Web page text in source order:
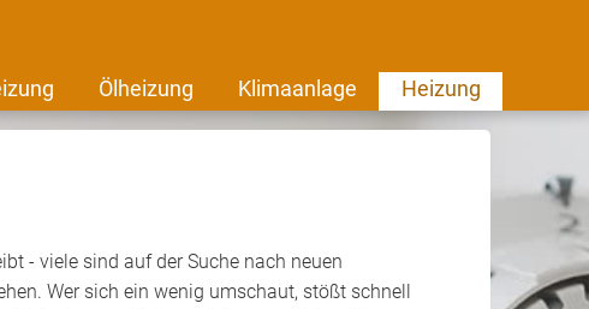
Ölheizung Klimaanlage Heizung
- viele sind auf der Suche nach neuen
Wer sich ein wenig umschaut, stößt schnell